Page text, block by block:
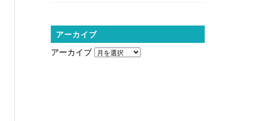
アーカイブ
アーカイブ